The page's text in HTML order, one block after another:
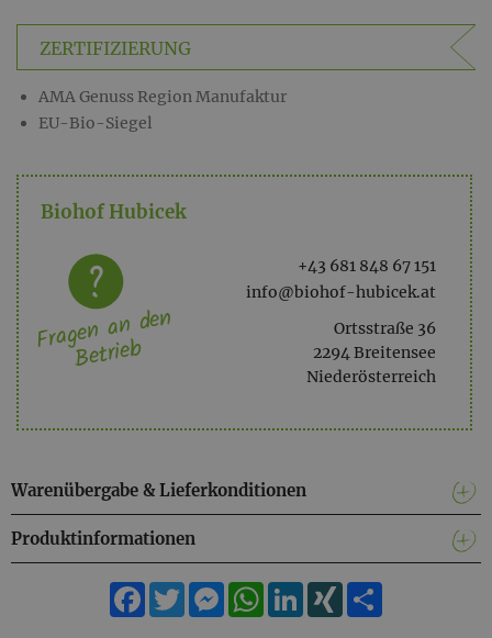
ZERTIFIZIERUNG
AMA Genuss Region Manufaktur
EU-Bio-Siegel
Biohof Hubicek
+43 681 848 67 151
info@biohof-hubicek.at
Ortsstraße 36
2294 Breitensee
Niederösterreich
Fragen an den
Betrieb
Warenübergabe & Lieferkonditionen
Produktinformationen
Facebook
TwitterMessengerWhatsApp
LinkedIn
XING